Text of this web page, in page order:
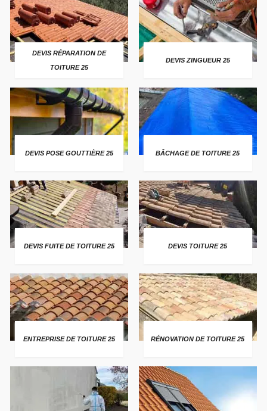
DEVIS RÉPARATION DE
TOITURE 25
DEVIS ZINGUEUR 25
DEVIS POSE GOUTTIÈRE 25 BÂCHAGE DE TOITURE 25
DEVIS FUITE DE TOITURE 25 DEVIS TOITURE 25
ENTREPRISE DE TOITURE 25 RÉNOVATION DE TOITURE 25